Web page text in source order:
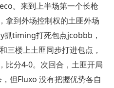
。来到上半场第一个长枪
拿到外场控制权的土匪外场
抓timing打死包点jcobbb，
三楼上土匪同步打进包点，
比分4-0。次回合，土匪开局
但Fluxo 没有把握优势各自